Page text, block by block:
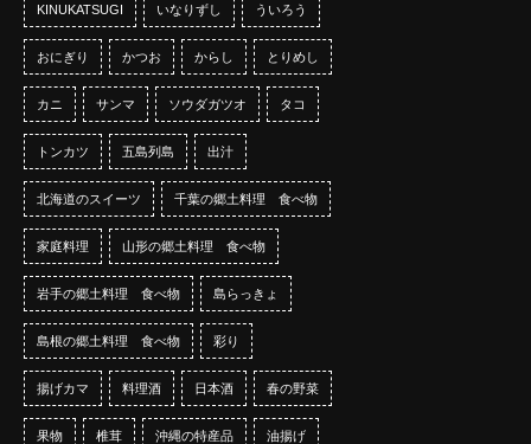
KINUKATSUGI いなりずし ういろう
おにぎり かつお からし とりめし
カニ サンマ ソウダガツオ タコ
トンカツ 五島列島 出汁
北海道のスイーツ 千葉の郷土料理 食べ物
家庭料理 山形の郷土料理 食べ物
岩手の郷土料理 食べ物 島らっきょ
島根の郷土料理 食べ物 彩り
揚げカマ 料理酒 日本酒 春の野菜
果物 椎茸 沖縄の特産品 油揚げ